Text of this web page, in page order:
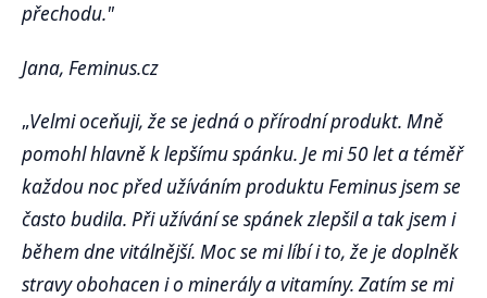
přechodu."
Jana, Feminus.cz
„Velmi oceňuji, že se jedná o přírodní produkt. Mně
pomohl hlavně k lepšímu spánku. Je mi 50 let a téměř
každou noc před užíváním produktu Feminus jsem se
často budila. Při užívání se spánek zlepšil a tak jsem i
během dne vitálnější. Moc se mi líbí i to, že je doplněk
stravy obohacen i o minerály a vitamíny. Zatím se mi